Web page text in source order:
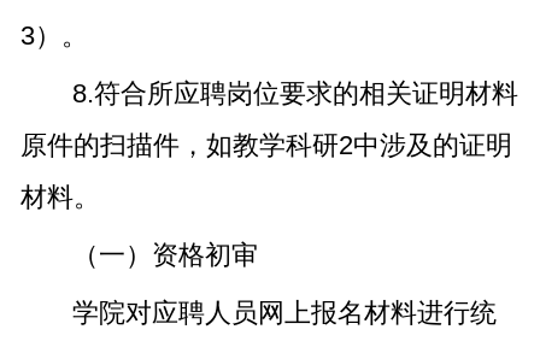
3）。
8.符合所应聘岗位要求的相关证明材料
原件的扫描件，如教学科研2中涉及的证明
材料。
（一）资格初审
学院对应聘人员网上报名材料进行统